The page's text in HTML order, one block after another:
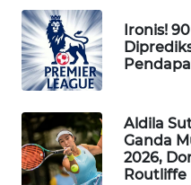
Ironis!
Aldila
Ganda
2026,
Routliffe
METRO
SIANTAR
NEWS
METRO
MEDAN
NEWS